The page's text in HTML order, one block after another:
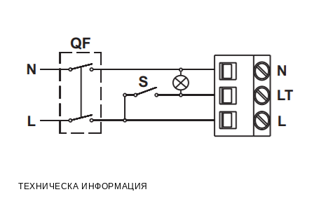
ТЕХНИЧЕСКА ИНФОРМАЦИЯ